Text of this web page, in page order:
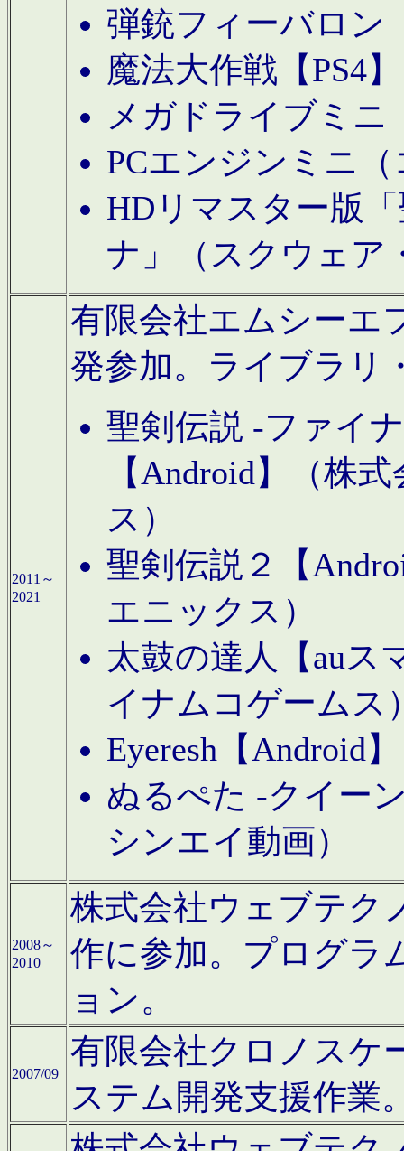
弾銃フィーバロン
魔法大作戦【PS4
メガドライブミニ
PCエンジンミニ
HDリマスター版
ナ」（スクウェア
2011～
2021
有限会社エムシーエ
発参加。ライブラリ
聖剣伝説 -ファイ
【Android】（株
ス）
聖剣伝説２【
エニックス）
太鼓の達人【auス
イナムコゲームス
Eyeresh【Android
ぬるぺた -クイー
シンエイ動画）
2008～
2010
株式会社ウェブテク
作に参加。プログラ
ョン。
2007/09
有限会社クロノスケ
ステム開発支援作業